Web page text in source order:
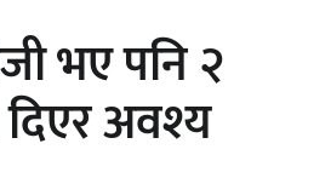
भए पनि २
अवश्य